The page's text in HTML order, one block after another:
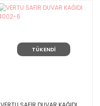
TÜKENDİ